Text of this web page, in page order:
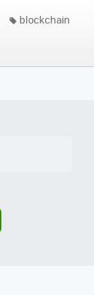
blockchain